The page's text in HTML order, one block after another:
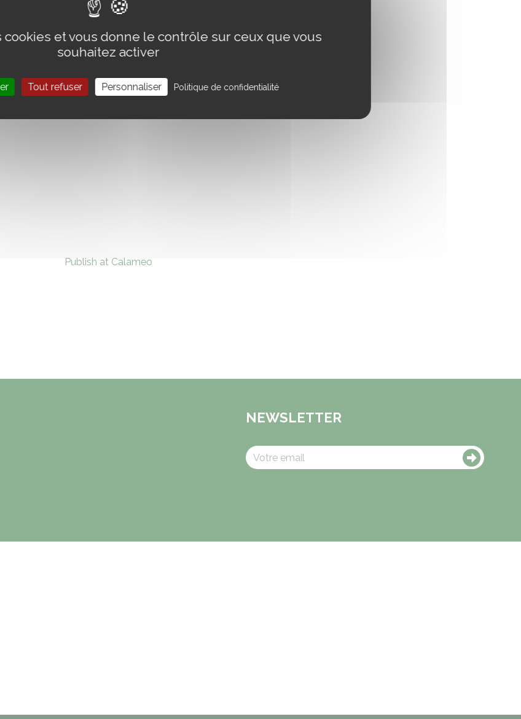
Publish at Calameo
NEWSLETTER
et vous donne le contrôle sur ceux que vous
souhaitez activer
Tout refuser Personnaliser Politique de confidentialité